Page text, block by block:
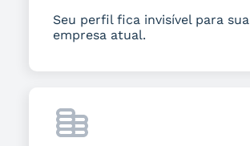
Seu perfil fica invisível para sua
empresa atual.